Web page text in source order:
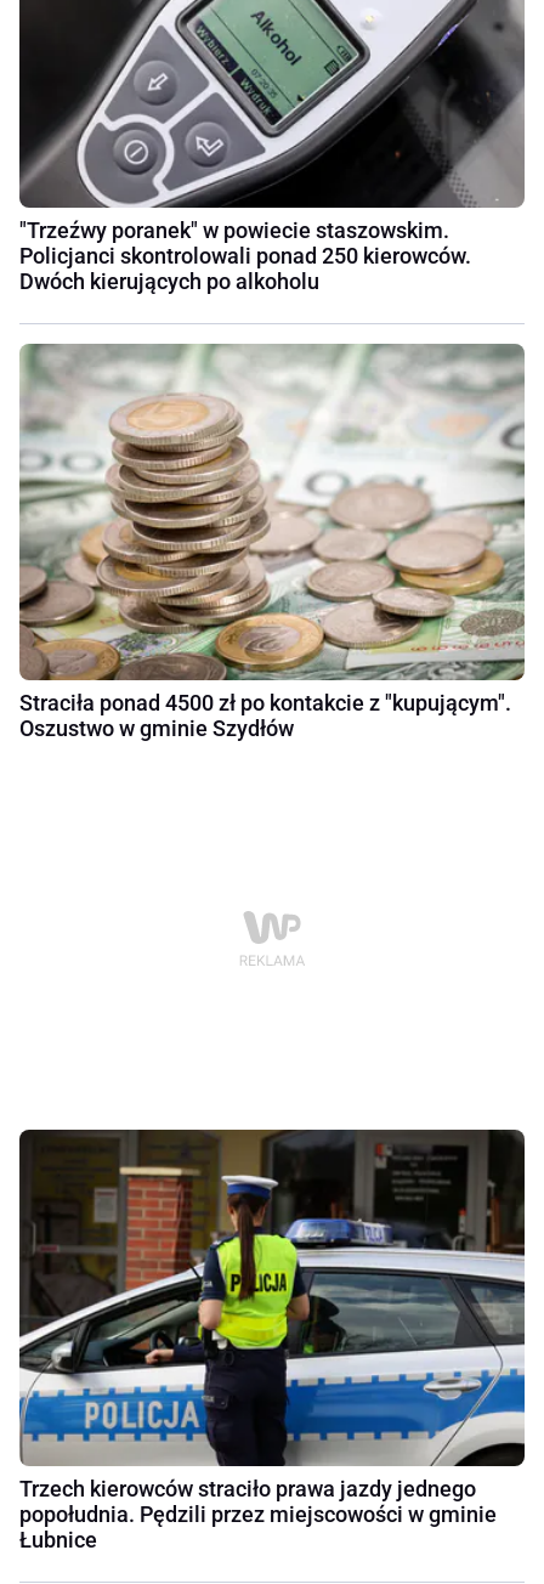
"Trzeźwy poranek" w powiecie staszowskim.
Policjanci skontrolowali ponad 250 kierowców.
Dwóch kierujących po alkoholu
Straciła ponad 4500 zł po kontakcie z "kupującym".
Oszustwo w gminie Szydłów
Trzech kierowców straciło prawa jazdy jednego
popołudnia. Pędzili przez miejscowości w gminie
Łubnice